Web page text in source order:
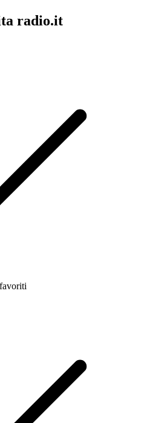
radio.it